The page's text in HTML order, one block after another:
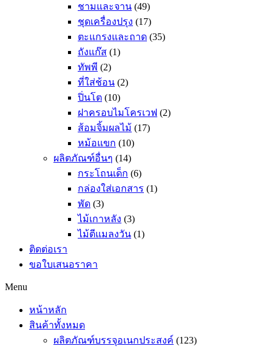
ชามและจาน (49)
ชุดเครื่องปรุง (17)
ตะแกรงและถาด (35)
ถังแก๊ส (1)
ทัพพี (2)
ที่ใส่ช้อน (2)
ปิ่นโต (10)
ฝาครอบไมโครเวฟ (2)
ส้อมจิ้มผลไม้ (17)
หม้อแขก (10)
ผลิตภัณฑ์อื่นๆ (14)
กระโถนเด็ก (6)
กล่องใส่เอกสาร (1)
พัด (3)
ไม้เกาหลัง (3)
ไม้ตีแมลงวัน (1)
ติดต่อเรา
ขอใบเสนอราคา
Menu
หน้าหลัก
สินค้าทั้งหมด
ผลิตภัณฑ์บรรจุอเนกประสงค์ (123)